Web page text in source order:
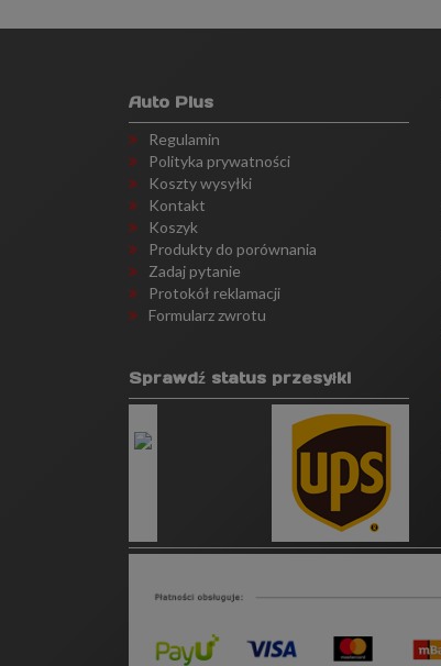
Auto Plus
Regulamin
Polityka prywatności
Koszty wysyłki
Kontakt
Koszyk
Produkty do porównania
Zadaj pytanie
Protokół reklamacji
Formularz zwrotu
Sprawdź status przesyłki